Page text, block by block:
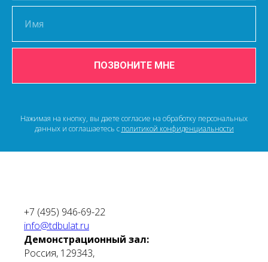
ПОЗВОНИТЕ МНЕ
Нажимая на кнопку, вы даете согласие на обработку персональных
данных и соглашаетесь c политикой конфиденциальности
+7 (495) 946-69-22
info@tdbulat.ru
Демонстрационный зал:
Россия, 129343,